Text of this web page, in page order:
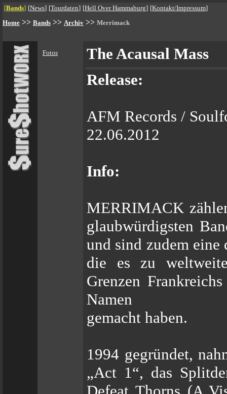
[Bands] [News] [Tourdaten] [Hell Over Hammaburg] [Kontakt/Impressum]
Home >> Bands >> Archiv >> Merrimack
Fotos
The Acausal Mass
Release:
AFM Records /
22.06.2012
Info:
MERRIMACK
glaubwürdigsten
und sind zudem eine
die es zu
Grenzen
Namen
gemacht haben.
1994 gegründet,
„Act 1“, das